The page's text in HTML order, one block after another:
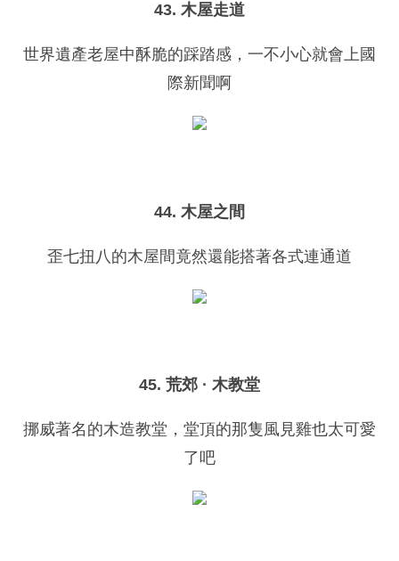
43. 木屋走道
世界遺產老屋中酥脆的踩踏感，一不小心就會上國
際新聞啊
44. 木屋之間
歪七扭八的木屋間竟然還能搭著各式連通道
45. 荒郊 · 木教堂
挪威著名的木造教堂，堂頂的那隻風見雞也太可愛
了吧